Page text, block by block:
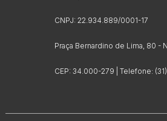
CNPJ: 22.934.889/0001-17
Praça Bernardino de Lima, 80 -
CEP: 34.000-279 | Telefone: